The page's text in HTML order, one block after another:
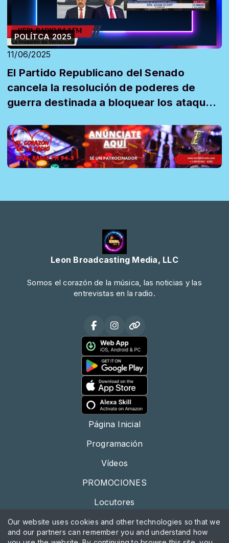
POLÍTCA 2025
11/06/2025
El Partido Republicano del Senado
cancela la resolución de poderes de
guerra destinada a bloquear los ataques
Leon Broadcasting Media, LLC
Somos el corazón de la música, las noticias y las
entrevistas en la radio.
Página Inicial
Programación
Vídeos
PROMOCIONES
Locutores
Noticias
Our website uses cookies and other technologies so that we
and our partners can remember you and understand how